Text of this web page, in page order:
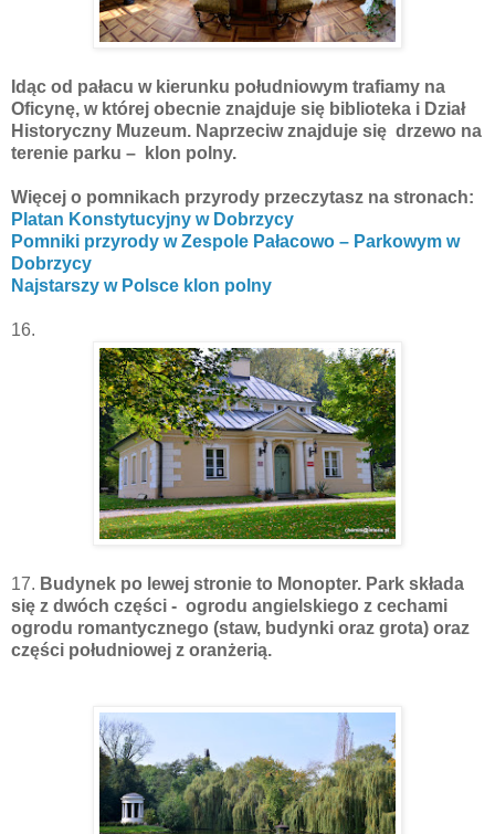
Idąc od pałacu w kierunku południowym trafiamy na
Oficynę, w której obecnie znajduje się biblioteka i Dział
Historyczny Muzeum. Naprzeciw znajduje się drzewo na
terenie parku – klon polny.
Więcej o pomnikach przyrody przeczytasz na stronach:
Platan Konstytucyjny w Dobrzycy
Pomniki przyrody w Zespole Pałacowo – Parkowym w
Dobrzycy
Najstarszy w Polsce klon polny
16.
17. Budynek po lewej stronie to Monopter. Park składa
się z dwóch części - ogrodu angielskiego z cechami
ogrodu romantycznego (staw, budynki oraz grota) oraz
części południowej z oranżerią.